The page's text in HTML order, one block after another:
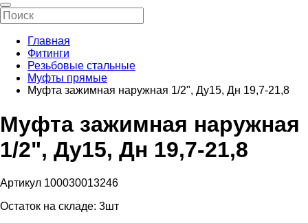
Главная
Фитинги
Резьбовые стальные
Муфты прямые
Муфта зажимная наружная 1/2", Ду15, Дн 19,7-21,8
Муфта зажимная наружная
1/2", Ду15, Дн 19,7-21,8
Артикул 100030013246
Остаток на складе: 3шт